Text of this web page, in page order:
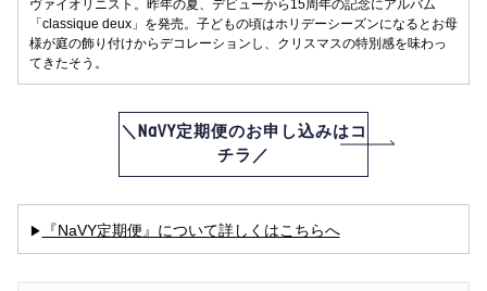
ヴァイオリニスト。昨年の夏、デビューから15周年の記念にアルバム
「classique deux」を発売。子どもの頃はホリデーシーズンになるとお母
様が庭の飾り付けからデコレーションし、クリスマスの特別感を味わっ
てきたそう。
＼NaVY定期便のお申し込みはコ
チラ／
▶︎ 『NaVY定期便』について詳しくはこちらへ